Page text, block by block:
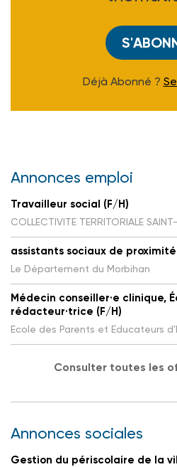
Déjà Abonné ?
Annonces emploi
Travailleur social (F/H)
COLLECTIVITE TERRITORIALE
assistants sociaux de proximité
Le Département du Morbihan
Médecin conseiller·e clinique,
rédacteur·trice (F/H)
Ecole des Parents et Educateurs
Consulter toutes les
Annonces sociales
Gestion du périscolaire de la